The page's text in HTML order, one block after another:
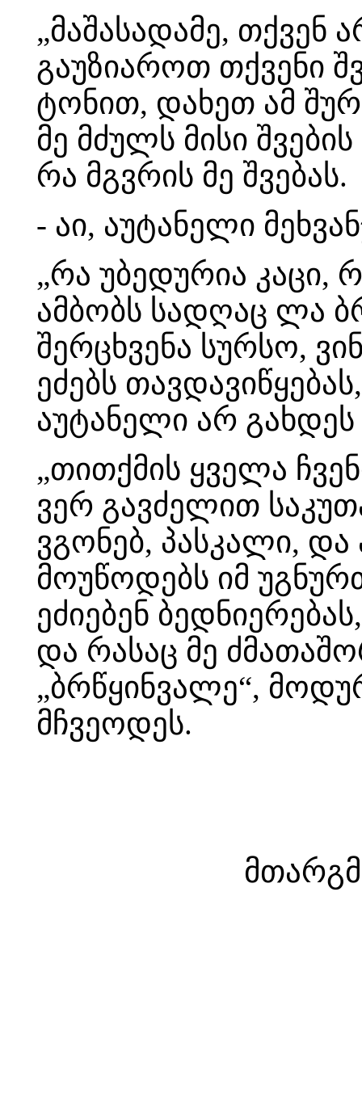
„მაშასადამე, თქვენ
გაუზიაროთ თქვენი
ტონით, დახეთ ამ
მე მძულს მისი
რა მგვრის მე შვებას.
- აი, აუტანელი
„რა უბედურია კაცი,
ამბობს სადღაც ლა
შერცხვენა სურსო,
ეძებს
აუტანელი არ
„თითქმის ყველა
ვერ გავძელით
ვგონებ, პასკალი, და
მოუწოდებს იმ
ეძიებენ
და რასაც მე
„ბრწყინვალე“,
მჩვეოდეს.